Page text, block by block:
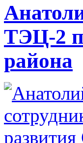
ТЭЦ-2
района